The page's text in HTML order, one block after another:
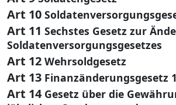
Art 10
Art 11 Sechstes Gesetz zur
Soldatenversorgungsgesetzes
Art 12 Wehrsoldgesetz
Art 13 Finanzänderungsgesetz
Art 14 Gesetz über die